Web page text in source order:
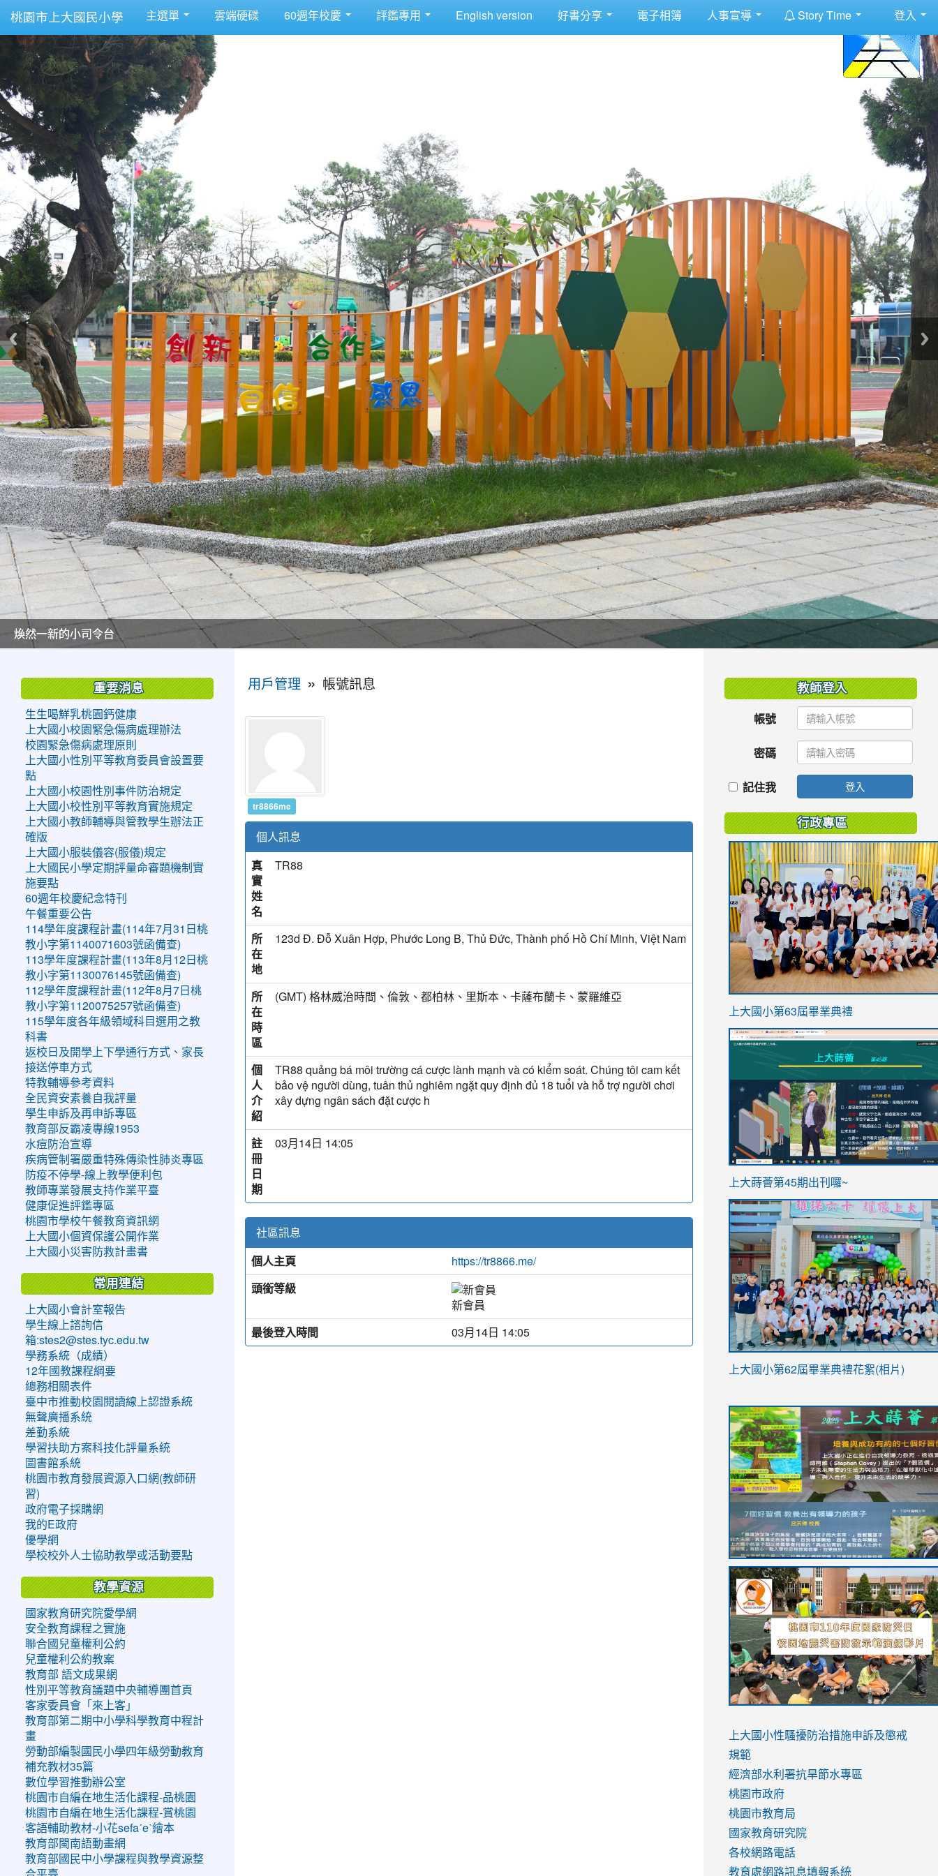
桃園市上大國民小學 主選單 雲端硬碟 60週年校慶 評鑑專用 English version 好書分享 電子相簿 人事宣導 Story Time 登入
美麗的操場是我們活力的來源
美麗的操場是我們活力的來源
煥然一新的小司令台
煥然一新的小司令台
富含桃園埤塘田園風光意象的中廊
富含桃園埤塘田園風光意象的中廊
嶄新的中庭廣場
嶄新的中庭廣場
水生池生生不息
水生池生生不息
用戶管理 » 帳號訊息
tr8866me
個人訊息
真
實
姓
名
TR88
所
在
地
123d Đ. Đỗ Xuân Hợp, Phước Long B, Thủ Đức, Thành phố Hồ Chí Minh, Việt Nam
所
在
時
區
(GMT) 格林威治時間、倫敦、都柏林、里斯本、卡薩布蘭卡、蒙羅維亞
個
人
介
紹
TR88 quảng bá môi trường cá cược lành mạnh và có kiểm soát. Chúng tôi cam kết
bảo vệ người dùng, tuân thủ nghiêm ngặt quy định đủ 18 tuổi và hỗ trợ người chơi
xây dựng ngân sách đặt cược h
註
冊
日
期
03月14日 14:05
社區訊息
個人主頁
https://tr8866.me/
頭銜等級
新會員
最後登入時間
03月14日 14:05
重要消息
生生喝鮮乳桃園鈣健康
上大國小校園緊急傷病處理辦法
校園緊急傷病處理原則
上大國小性別平等教育委員會設置要
點
上大國小校園性別事件防治規定
上大國小校性別平等教育實施規定
上大國小教師輔導與管教學生辦法正
確版
上大國小服裝儀容(服儀)規定
上大國民小學定期評量命審題機制實
施要點
60週年校慶紀念特刊
午餐重要公告
114學年度課程計畫(114年7月31日桃
教小字第1140071603號函備查)
113學年度課程計畫(113年8月12日桃
教小字第1130076145號函備查)
112學年度課程計畫(112年8月7日桃
教小字第1120075257號函備查)
115學年度各年級領域科目選用之教
科書
返校日及開學上下學通行方式、家長
接送停車方式
特教輔導參考資料
全民資安素養自我評量
學生申訴及再申訴專區
教育部反霸凌專線1953
水痘防治宣導
疾病管制署嚴重特殊傳染性肺炎專區
防疫不停學-線上教學便利包
教師專業發展支持作業平臺
健康促進評鑑專區
桃園市學校午餐教育資訊網
上大國小個資保護公開作業
上大國小災害防救計畫書
常用連結
上大國小會計室報告
學生線上諮詢信
箱:stes2@stes.tyc.edu.tw
學務系統（成績）
12年國教課程綱要
總務相關表件
臺中市推動校園閱讀線上認證系統
無聲廣播系統
差勤系統
學習扶助方案科技化評量系統
圖書館系統
桃園市教育發展資源入口網(教師研
習)
政府電子採購網
我的E政府
優學網
學校校外人士協助教學或活動要點
教學資源
國家教育研究院愛學網
安全教育課程之實施
聯合國兒童權利公約
兒童權利公約教案
教育部 語文成果網
性別平等教育議題中央輔導團首頁
客家委員會「來上客」
教育部第二期中小學科學教育中程計
畫
勞動部編製國民小學四年級勞動教育
補充教材35篇
數位學習推動辦公室
桃園市自編在地生活化課程-品桃園
桃園市自編在地生活化課程-賞桃園
客語輔助教材-小花sefaˊeˋ繪本
教育部閩南語動畫網
教育部國民中小學課程與教學資源整
教師登入
帳號
密碼
記住我 登入
行政專區
link
https://sites.google.com/stes.tyc.edu.tw/
上大國小第63屆畢業典禮
link
ink
https://sites.google.com/stes.tyc.edu.tw/
link
https://sites.google.com/stes.tyc.edu.tw/
上大蒔薈第45期出刊囉~
link
YfDQppRvyMk686kIw6SBbssEIZ6WnT/
usp=sharing
上大國小第62屆畢業典禮花絮(相片)
to
https://drive.google.com/file/d/1I-
YfDQppRvyMk686kIw6SBbssEIZ6WnT/
usp=sharing
to
https://sites.google.com/stes.tyc.edu.tw/
link
to
https://sites.google.com/stes.tyc.edu.tw/
link
to
https://drive.google.com/file/d/
usp=sharing
link
to
https://youtu.be/jJOMVWY3-
8M
link
to
https://drive.google.com/file/d/
usp=sharing
to
https://www.youtube.com/watch?
v=hC_gdZndU9s
to
https://www.youtube.com/watch?
v=hC_gdZndU9s
link
to
https://www.youtube.com/watch?
v=mfpNykQ0g4M
上大國小性騷擾防治措施申訴及懲戒
規範
經濟部水利署抗旱節水專區
桃園市政府
桃園市教育局
國家教育研究院
各校網路電話
教育處網路訊息填報系統